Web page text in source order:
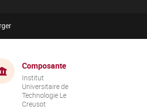
Composante
Institut
Universitaire de
Technologie Le
Creusot